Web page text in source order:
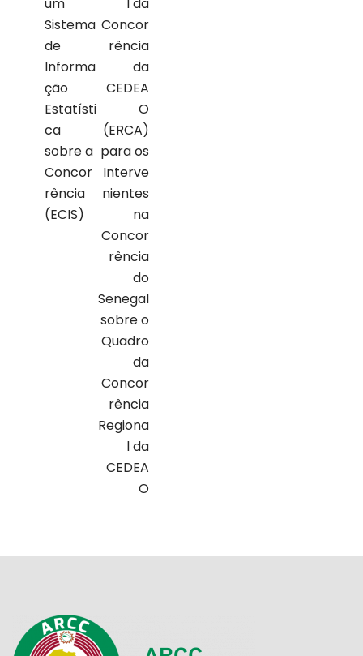
Sistema
de
Informa
ção
Estatísti
ca
sobre a
Concor
rência
(ECIS)
Concor
rência
da
CEDEA
O
(ERCA)
para os
Interve
nientes
na
Concor
rência
do
Senegal
sobre o
Quadro
da
Concor
rência
Regiona
l da
CEDEA
O